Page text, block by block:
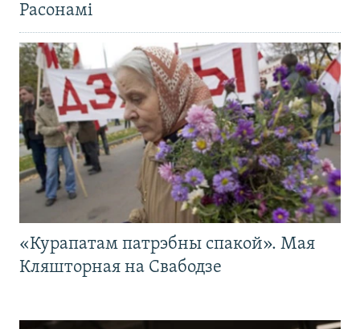
Расонамі
«Курапатам патрэбны спакой». Мая
Кляшторная на Свабодзе